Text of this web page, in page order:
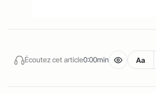
Écoutez cet article0:00min Aa